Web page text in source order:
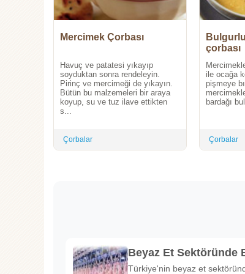
Mercimek Çorbası
Havuç ve patatesi yıkayıp
soyduktan sonra rendeleyin.
Pirinç ve mercimeği de yıkayın.
Bütün bu malzemeleri bir araya
koyup, su ve tuz ilave ettikten
s...
Çorbalar
çorbası
ile ocağa
pişmeye
bardağı
Çorbalar
Beyaz Et Sektöründe
Türkiye'nin beyaz et